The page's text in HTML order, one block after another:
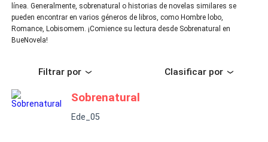
línea. Generalmente, sobrenatural o historias de novelas similares se
pueden encontrar en varios géneros de libros, como Hombre lobo,
Romance, Lobisomem. ¡Comience su lectura desde Sobrenatural en
BueNovela!
Filtrar por Clasificar por
Sobrenatural
Ede_05